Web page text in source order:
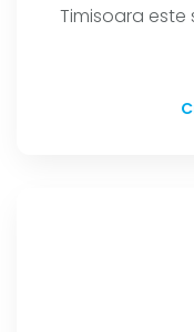
Timisoara